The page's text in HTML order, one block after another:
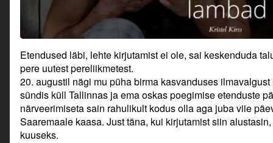
Etendused läbi, lehte kirjutamist ei ole, sai keskenduda
pere uutest pereliikmetest.
20. augustil nägi mu püha birma kasvanduses ilmavalgust
sündis küll Tallinnas ja ema oskas poegimise etenduste
närveerimiseta sain rahulikult kodus olla aga juba viie
Saaremaale kaasa. Just täna, kui kirjutamist siin
kuuseks.